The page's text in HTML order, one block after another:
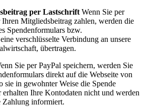
per Lastschrift Wenn Sie per
Mitgliedsbeitrag zahlen, werden die
Spendenformulars bzw.
verschlüsselte Verbindung an unsere
übertragen.
Sie per PayPal speichern, werden Sie
direkt auf die Webseite von
sie in gewohnter Weise die Spende
Ihre Kontodaten nicht und werden
Zahlung informiert.